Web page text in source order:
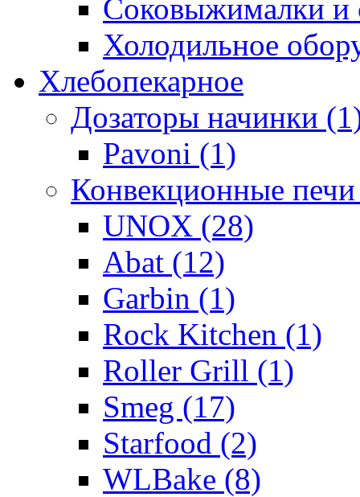
Соковыжималки и
Холодильное
Хлебопекарное
Дозаторы начинки
Pavoni (1)
Конвекционные
UNOX (28)
Abat (12)
Garbin (1)
Rock Kitchen (1)
Roller Grill (1)
Smeg (17)
Starfood (2)
WLBake (8)